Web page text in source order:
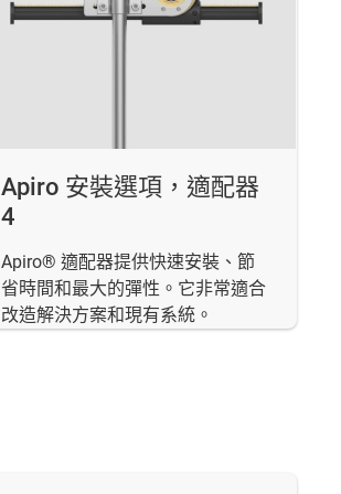
Apiro 安裝選項，適配器
4
Apiro® 適配器提供快速安裝、節
省時間和最大的彈性。它非常適合
改造解決方案和現有系統。